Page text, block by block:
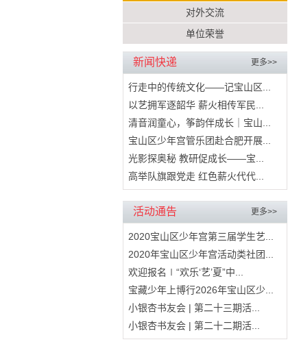
对外交流
单位荣誉
新闻快递 更多>>
行走中的传统文化——记宝山区...
以艺拥军逐韶华 薪火相传军民...
清音润童心，筝韵伴成长｜宝山...
宝山区少年宫管乐团赴合肥开展...
光影探奥秘 教研促成长——宝...
高举队旗跟党走 红色薪火代代...
活动通告 更多>>
2020宝山区少年宫第三届学生艺...
2020年宝山区少年宫活动类社团...
欢迎报名∣“欢乐‘艺’夏”中...
宝藏少年上博行2026年宝山区少...
小银杏书友会 | 第二十三期活...
小银杏书友会 | 第二十二期活...